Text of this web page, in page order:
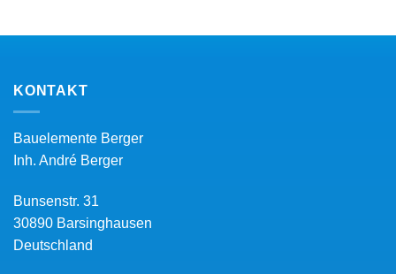
KONTAKT
Bauelemente Berger
Inh. André Berger
Bunsenstr. 31
30890 Barsinghausen
Deutschland